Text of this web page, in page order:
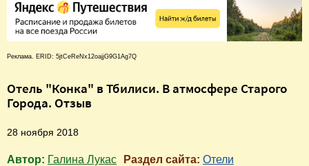
Реклама. ERID: 5jtCeReNx12oajjG9G1Ag7Q
Отель "Конка" в Тбилиси. В атмосфере Старого
Города. Отзыв
28 ноября 2018
Автор: Галина Лукас Раздел сайта: Отели